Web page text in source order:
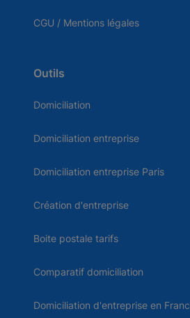
CGU / Mentions légales
Outils
Domiciliation
Domiciliation entreprise
Domiciliation entreprise Paris
Création d'entreprise
Boite postale tarifs
Comparatif domiciliation
Domiciliation d'entreprise en